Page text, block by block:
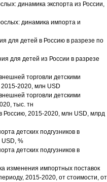
динамика экспорта из России,
динамика импорта и
для детей в Россию в разрезе по
для детей из России в разрезе
торговли детскими
2020, млн USD
торговли детскими
тыс. тн
Россию, 2015-2020, млн USD, млрд
детских подгузников в
%
детских подгузников в
изменения импортных поставок
2015-2020, от стоимости, от